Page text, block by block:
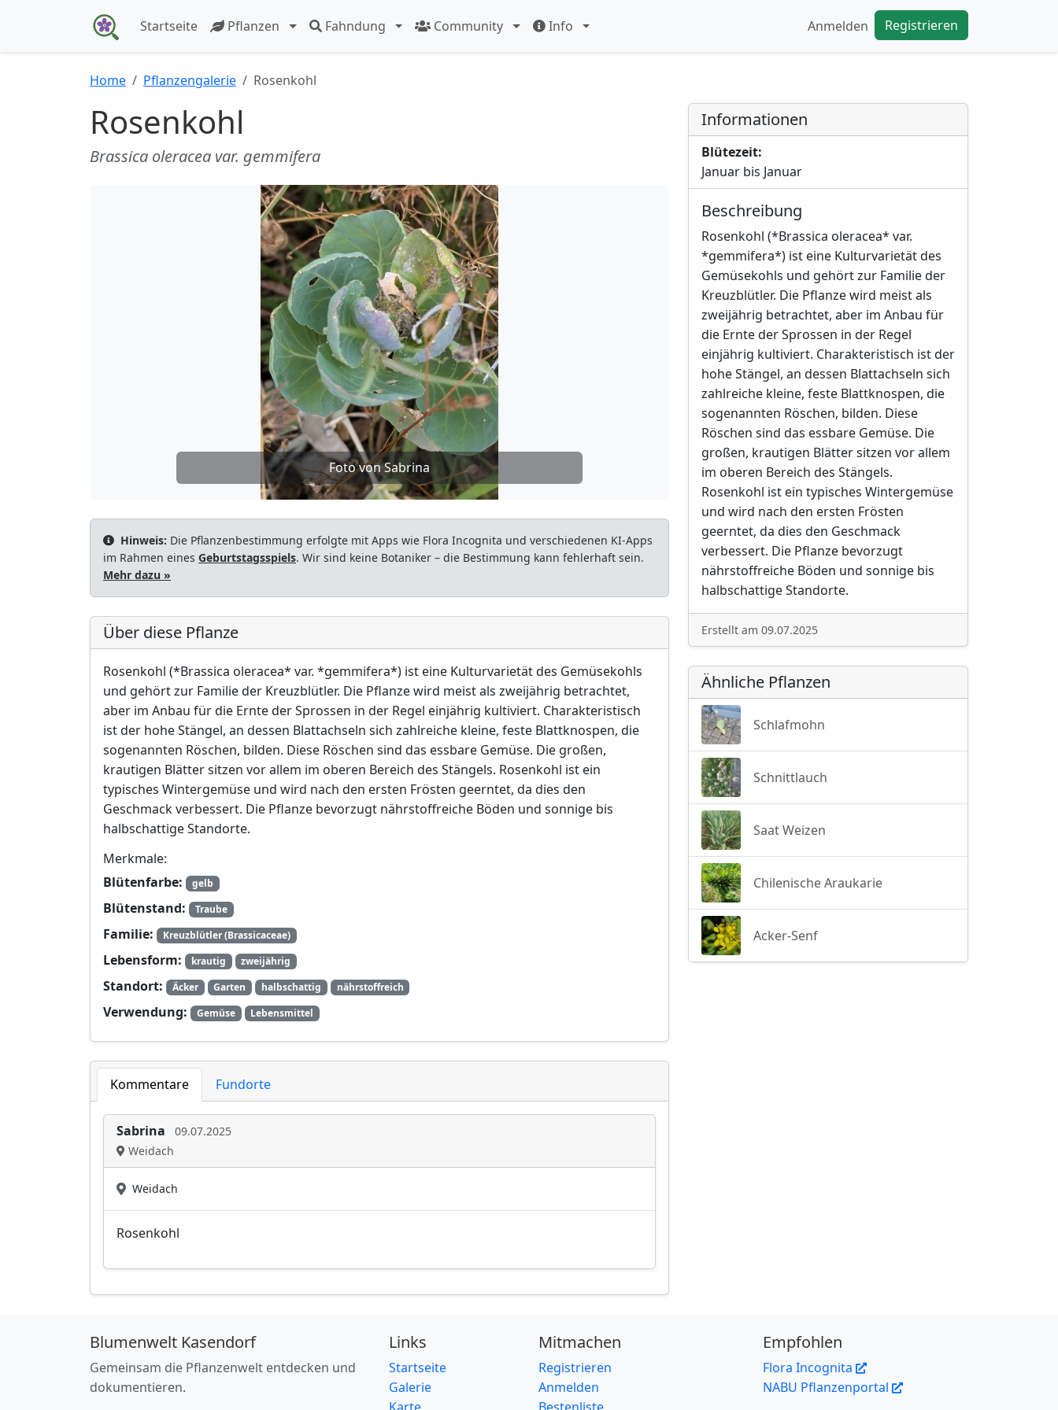
Startseite Pflanzen Fahndung Community Info Anmelden Registrieren
Home Pflanzengalerie Rosenkohl
Rosenkohl
Brassica oleracea var. gemmifera
Foto von Sabrina
Hinweis: Die Pflanzenbestimmung erfolgte mit Apps wie Flora Incognita und verschiedenen KI-Apps
im Rahmen eines Geburtstagsspiels. Wir sind keine Botaniker – die Bestimmung kann fehlerhaft sein.
Mehr dazu »
Über diese Pflanze
Rosenkohl (*Brassica oleracea* var. *gemmifera*) ist eine Kulturvarietät des Gemüsekohls
und gehört zur Familie der Kreuzblütler. Die Pflanze wird meist als zweijährig betrachtet,
aber im Anbau für die Ernte der Sprossen in der Regel einjährig kultiviert. Charakteristisch
ist der hohe Stängel, an dessen Blattachseln sich zahlreiche kleine, feste Blattknospen, die
sogenannten Röschen, bilden. Diese Röschen sind das essbare Gemüse. Die großen,
krautigen Blätter sitzen vor allem im oberen Bereich des Stängels. Rosenkohl ist ein
typisches Wintergemüse und wird nach den ersten Frösten geerntet, da dies den
Geschmack verbessert. Die Pflanze bevorzugt nährstoffreiche Böden und sonnige bis
halbschattige Standorte.
Merkmale:
Blütenfarbe:
gelb
Blütenstand: Traube
Familie: Kreuzblütler (Brassicaceae)
Lebensform: krautig zweijährig
Standort: Äcker Garten halbschattig nährstoffreich
Verwendung: Gemüse Lebensmittel
Kommentare Fundorte
Sabrina
09.07.2025
Weidach
Weidach
Rosenkohl
Informationen
Blütezeit:
Januar bis Januar
Beschreibung
Rosenkohl (*Brassica oleracea* var.
*gemmifera*) ist eine Kulturvarietät des
Gemüsekohls und gehört zur Familie der
Kreuzblütler. Die Pflanze wird meist als
zweijährig betrachtet, aber im Anbau für
die Ernte der Sprossen in der Regel
einjährig kultiviert. Charakteristisch ist der
hohe Stängel, an dessen Blattachseln sich
zahlreiche kleine, feste Blattknospen, die
sogenannten Röschen, bilden. Diese
Röschen sind das essbare Gemüse. Die
großen, krautigen Blätter sitzen vor allem
im oberen Bereich des Stängels.
Rosenkohl ist ein typisches Wintergemüse
und wird nach den ersten Frösten
geerntet, da dies den Geschmack
verbessert. Die Pflanze bevorzugt
nährstoffreiche Böden und sonnige bis
halbschattige Standorte.
Erstellt am 09.07.2025
Ähnliche Pflanzen
Schlafmohn
Schnittlauch
Saat Weizen
Chilenische Araukarie
Acker-Senf
Blumenwelt Kasendorf
Gemeinsam die Pflanzenwelt entdecken und
dokumentieren.
Links
Startseite
Galerie
Mitmachen
Registrieren
Anmelden
Empfohlen
Flora Incognita
NABU Pflanzenportal